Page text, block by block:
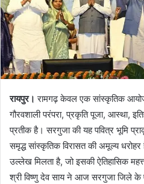
रायपुर।रामगढ़ केवल एक सांस्कृतिक
गौरवशाली परंपरा, प्रकृति पूजा, आस्था,
प्रतीक है। सरगुजा की यह पवित्र भूमि
समृद्ध सांस्कृतिक विरासत की अमूल्य
उल्लेख मिलता है, जो इसकी ऐतिहासिक
श्री विष्णु देव साय ने आज सरगुजा जिले के